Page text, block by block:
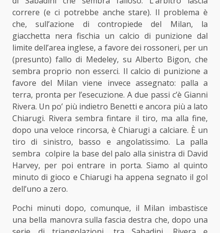
correre (e ci potrebbe anche stare). Il problema è
che, sull’azione di contropiede del Milan, la
giacchetta nera fischia un calcio di punizione dal
limite dell’area inglese, a favore dei rossoneri, per un
(presunto) fallo di Medeley, su Alberto Bigon, che
sembra proprio non esserci. Il calcio di punizione a
favore del Milan viene invece assegnato: palla a
terra, pronta per l’esecuzione. A due passi c’è Gianni
Rivera. Un po’ più indietro Benetti e ancora più a lato
Chiarugi. Rivera sembra fintare il tiro, ma alla fine,
dopo una veloce rincorsa, è Chiarugi a calciare. È un
tiro di sinistro, basso e angolatissimo. La palla
sembra colpire la base del palo alla sinistra di David
Harvey, per poi entrare in porta. Siamo al quinto
minuto di gioco e Chiarugi ha appena segnato il gol
dell’uno a zero.
Pochi minuti dopo, comunque, il Milan imbastisce
una bella manovra sulla fascia destra che, dopo una